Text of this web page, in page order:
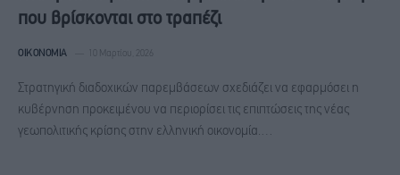
που βρίσκονται στο τραπέζι
ΟΙΚΟΝΟΜΊΑ 10 Μαρτίου, 2026
Στρατηγική διαδοχικών παρεμβάσεων σχεδιάζει να εφαρμόσει η
κυβέρνηση προκειμένου να περιορίσει τις επιπτώσεις της νέας
γεωπολιτικής κρίσης στην ελληνική οικονομία.…